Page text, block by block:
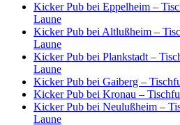
Kicker Pub bei Eppelheim –
Laune
Kicker Pub bei Altlußheim –
Laune
Kicker Pub bei Plankstadt –
Laune
Kicker Pub bei Gaiberg –
Kicker Pub bei Kronau –
Kicker Pub bei Neulußheim –
Laune